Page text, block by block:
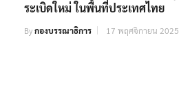
ระเบิดใหม่ ในพื้นที่ประเทศไทย
Byกองบรรณาธิการ 17 พฤศจิกายน 2025